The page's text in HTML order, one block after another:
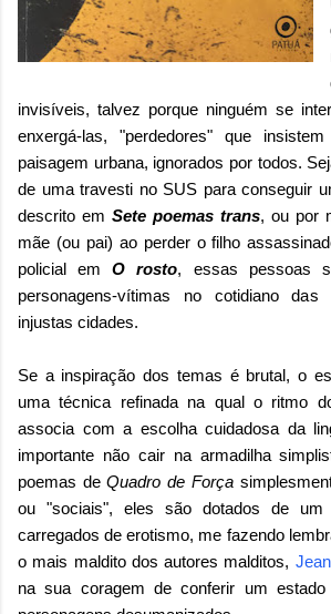
invisíveis, talvez porque ninguém se
enxergá-las, "perdedores" que
paisagem urbana, ignorados por todos.
de uma travesti no SUS para conseguir
descrito em Sete poemas trans, ou por
mãe (ou pai) ao perder o filho
policial emO rosto, essas pessoas
personagens-vítimas no cotidiano
injustas cidades.
Se a inspiração dos temas é brutal, o
uma técnica refinada na qual o ritmo
associa com a escolha cuidadosa da
importante não cair na armadilha
poemas deQuadro de Força
ou "sociais", eles são dotados de um
carregados de erotismo, me fazendo
o mais maldito dos autores malditos,
na sua coragem de conferir um estado